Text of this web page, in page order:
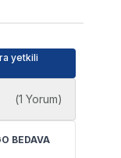
yetkili
(1 Yorum)
BEDAVA